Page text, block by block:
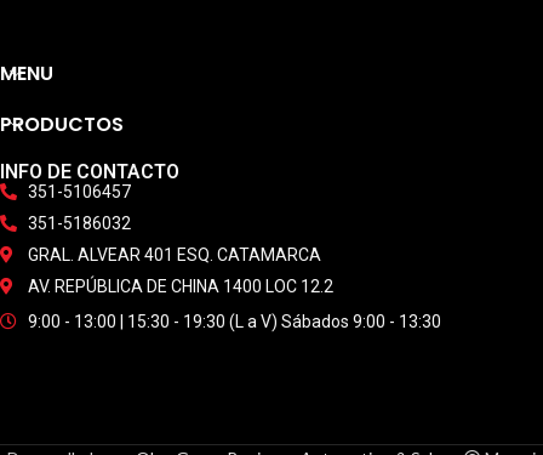
MENU
PRODUCTOS
INFO DE CONTACTO
351-5106457
351-5186032
GRAL. ALVEAR 401 ESQ. CATAMARCA
AV. REPÚBLICA DE CHINA 1400 LOC 12.2
9:00 - 13:00 | 15:30 - 19:30 (L a V) Sábados 9:00 - 13:30